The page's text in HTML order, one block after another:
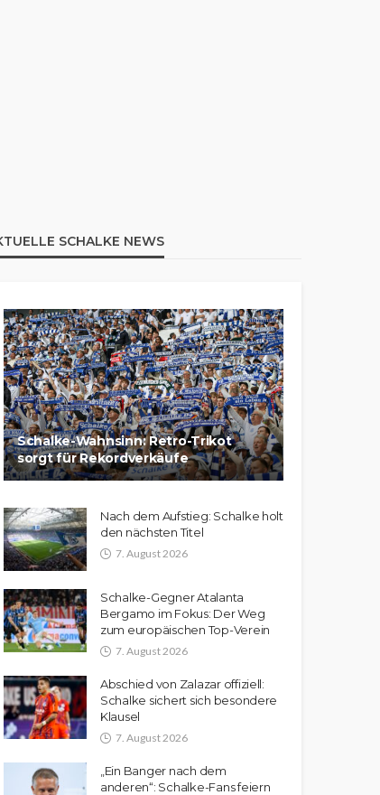
SCHALKE NEWS
Schalke-Wahnsinn: Retro-Trikot
sorgt für Rekordverkäufe
Nach dem Aufstieg: Schalke holt
den nächsten Titel
7. August 2026
Schalke-Gegner Atalanta
Bergamo im Fokus: Der Weg
zum europäischen Top-Verein
7. August 2026
Abschied von Zalazar offiziell:
Schalke sichert sich besondere
Klausel
7. August 2026
„Ein Banger nach dem
anderen“: Schalke-Fans feiern